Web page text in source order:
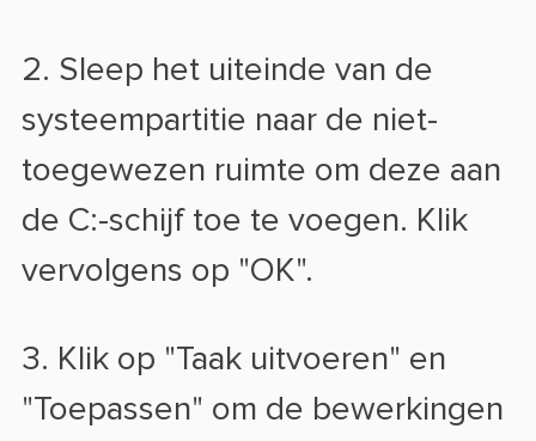
2. Sleep het uiteinde van de
systeempartitie naar de niet-
toegewezen ruimte om deze aan
de C:-schijf toe te voegen. Klik
vervolgens op "OK".
3. Klik op "Taak uitvoeren" en
"Toepassen" om de bewerkingen